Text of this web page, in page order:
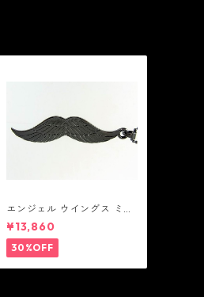
エンジェル ウイングス ミデ
ィアム ペンダント ブラック
¥13,860
30%OFF